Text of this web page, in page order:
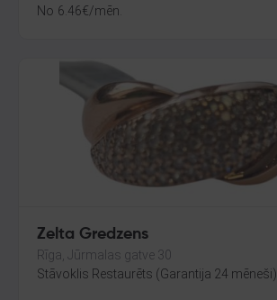
No 6.46€/mēn.
Zelta Gredzens
Rīga, Jūrmalas gatve 30
Stāvoklis Restaurēts (Garantija 24 mēneši)